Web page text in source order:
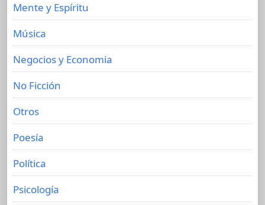
Mente y Espíritu
Música
Negocios y Economia
No Ficción
Otros
Poesía
Política
Psicología